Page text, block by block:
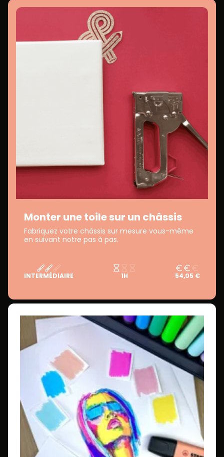
Monter une toile sur un châssis
Fabriquez votre châssis sur mesure vous-même
en suivant notre pas à pas.
INTERMÉDIAIRE 1H 54,05 €